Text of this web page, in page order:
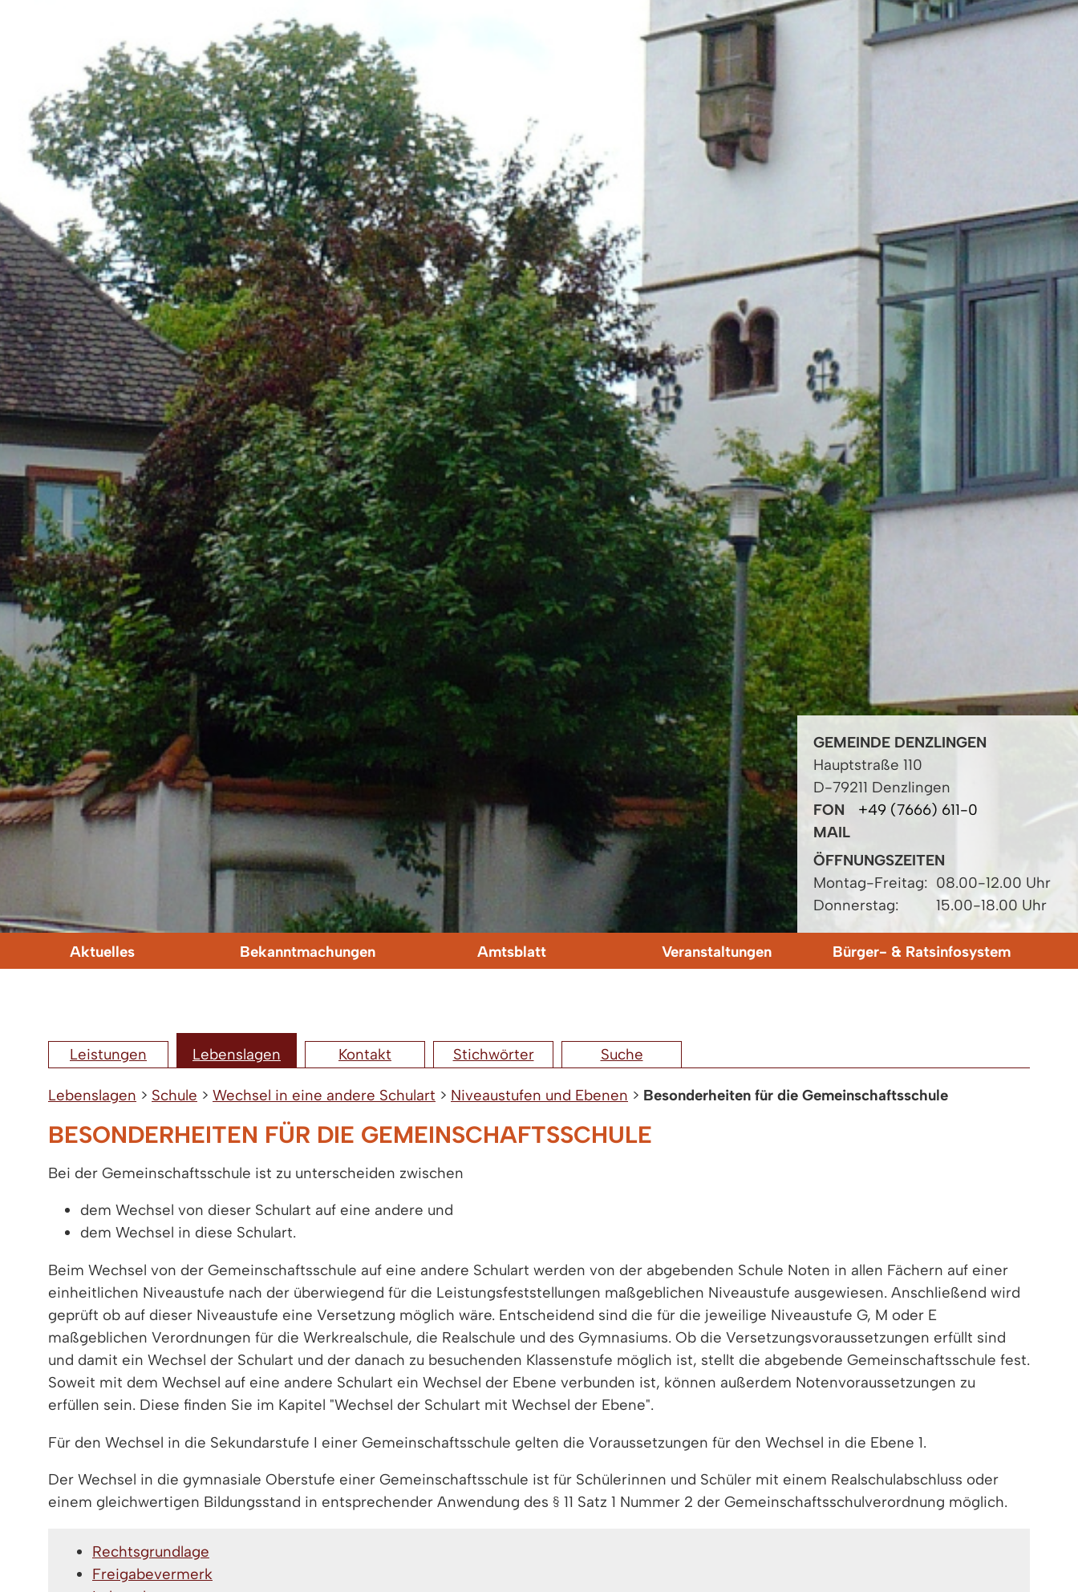
GEMEINDE DENZLINGEN
Hauptstraße 110
D-79211 Denzlingen
FON
+49 (7666) 611-0
MAIL
ÖFFNUNGSZEITEN
Montag-Freitag: 08.00-12.00 Uhr
Donnerstag:
15.00-18.00 Uhr
Aktuelles Bekanntmachungen Amtsblatt Veranstaltungen Bürger- & Ratsinfosystem
Leistungen Lebenslagen Kontakt Stichwörter Suche
Lebenslagen > Schule > Wechsel in eine andere Schulart > Niveaustufen und Ebenen > Besonderheiten für die Gemeinschaftsschule
BESONDERHEITEN FÜR DIE GEMEINSCHAFTSSCHULE
Bei der Gemeinschaftsschule ist zu unterscheiden zwischen
dem Wechsel von dieser Schulart auf eine andere und
dem Wechsel in diese Schulart.
Beim Wechsel von der Gemeinschaftsschule auf eine andere Schulart werden von der abgebenden Schule Noten in allen Fächern auf einer
einheitlichen Niveaustufe nach der überwiegend für die Leistungsfeststellungen maßgeblichen Niveaustufe ausgewiesen. Anschließend wird
geprüft ob auf dieser Niveaustufe eine Versetzung möglich wäre. Entscheidend sind die für die jeweilige Niveaustufe G, M oder E
maßgeblichen Verordnungen für die Werkrealschule, die Realschule und des Gymnasiums. Ob die Versetzungsvoraussetzungen erfüllt sind
und damit ein Wechsel der Schulart und der danach zu besuchenden Klassenstufe möglich ist, stellt die abgebende Gemeinschaftsschule fest.
Soweit mit dem Wechsel auf eine andere Schulart ein Wechsel der Ebene verbunden ist, können außerdem Notenvoraussetzungen zu
erfüllen sein. Diese finden Sie im Kapitel "Wechsel der Schulart mit Wechsel der Ebene".
Für den Wechsel in die Sekundarstufe I einer Gemeinschaftsschule gelten die Voraussetzungen für den Wechsel in die Ebene 1.
Der Wechsel in die gymnasiale Oberstufe einer Gemeinschaftsschule ist für Schülerinnen und Schüler mit einem Realschulabschluss oder
einem gleichwertigen Bildungsstand in entsprechender Anwendung des § 11 Satz 1 Nummer 2 der Gemeinschaftsschulverordnung möglich.
Rechtsgrundlage
Freigabevermerk